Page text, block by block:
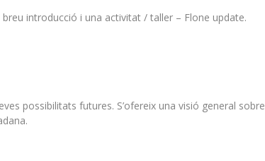
introducció i una activitat / taller – Flone update.
possibilitats futures. S’ofereix una visió general sobre